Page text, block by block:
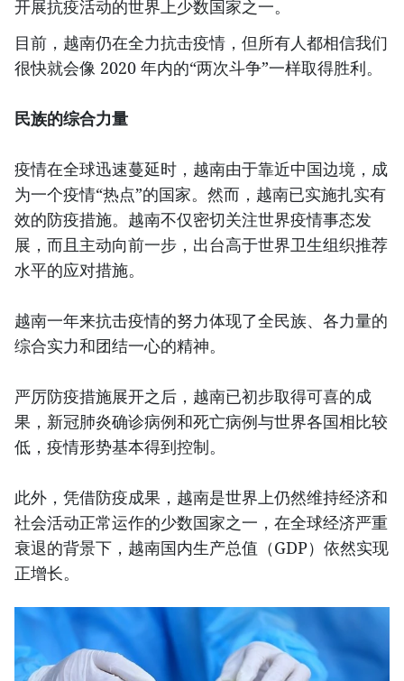
开展抗疫活动的世界上少数国家之一。
目前，越南仍在全力抗击疫情，但所有人都相信我们
很快就会像 2020 年内的“两次斗争”一样取得胜利。
民族的综合力量
疫情在全球迅速蔓延时，越南由于靠近中国边境，成
为一个疫情“热点”的国家。然而，越南已实施扎实有
效的防疫措施。越南不仅密切关注世界疫情事态发
展，而且主动向前一步，出台高于世界卫生组织推荐
水平的应对措施。
越南一年来抗击疫情的努力体现了全民族、各力量的
综合实力和团结一心的精神。
严厉防疫措施展开之后，越南已初步取得可喜的成
果，新冠肺炎确诊病例和死亡病例与世界各国相比较
低，疫情形势基本得到控制。
此外，凭借防疫成果，越南是世界上仍然维持经济和
社会活动正常运作的少数国家之一，在全球经济严重
衰退的背景下，越南国内生产总值（GDP）依然实现
正增长。